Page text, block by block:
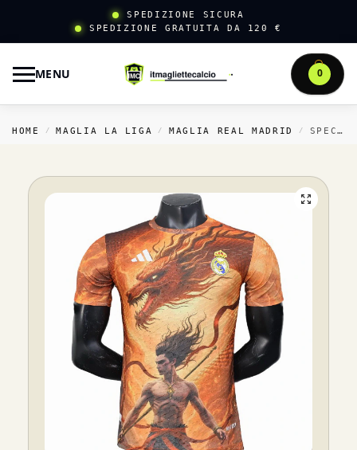
SPEDIZIONE SICURA
SPEDIZIONE GRATUITA DA 120 €
MENU 0
HOME / MAGLIA LA LIGA / MAGLIA REAL MADRID / SPECIALE GIOCATORI MAGLIA REAL MADRID 2025 2026 ARANCIONE